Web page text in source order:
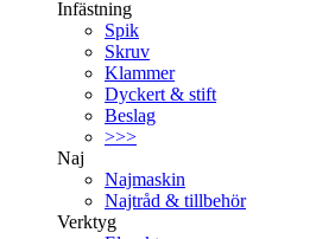
Infästning
Spik
Skruv
Klammer
Dyckert & stift
Beslag
>>>
Naj
Najmaskin
Najtråd & tillbehör
Verktyg